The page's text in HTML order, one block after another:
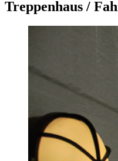
Treppenhaus /